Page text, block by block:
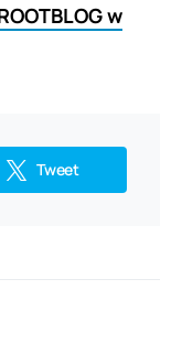
w
Tweet